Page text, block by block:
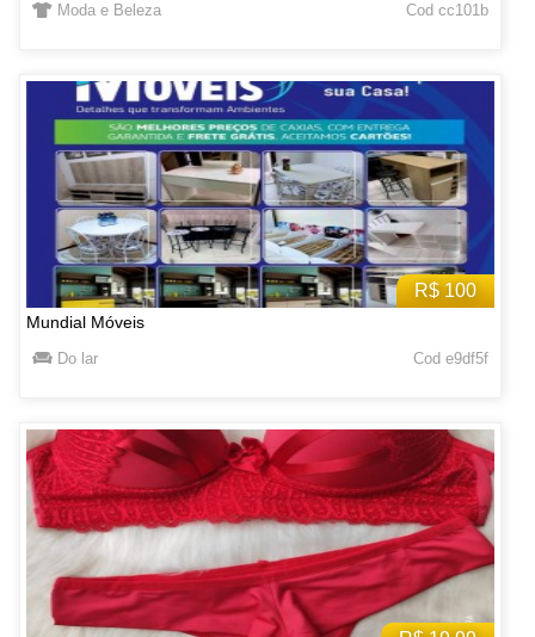
Moda e Beleza Cod cc101b
R$ 100
Mundial Móveis
Do lar Cod e9df5f